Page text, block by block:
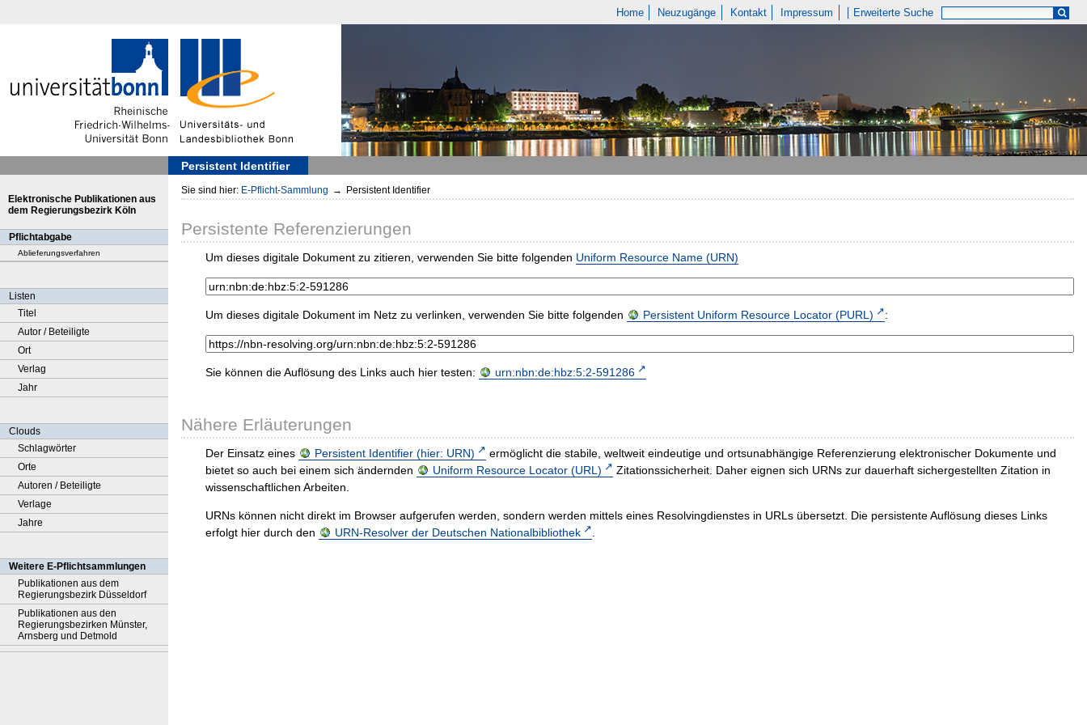
Home Neuzugänge Kontakt Impressum Erweiterte Suche
Persistent Identifier
Elektronische Publikationen aus
dem Regierungsbezirk Köln
Pflichtabgabe
Ablieferungsverfahren
Listen
Titel
Autor / Beteiligte
Ort
Verlag
Jahr
Clouds
Schlagwörter
Orte
Autoren / Beteiligte
Verlage
Jahre
Weitere E-Pflichtsammlungen
Publikationen aus dem
Regierungsbezirk Düsseldorf
Publikationen aus den
Regierungsbezirken Münster,
Arnsberg und Detmold
Sie sind hier: E-Pflicht-Sammlung → Persistent Identifier
Persistente Referenzierungen
Um dieses digitale Dokument zu zitieren, verwenden Sie bitte folgenden Uniform Resource Name (URN)
Um dieses digitale Dokument im Netz zu verlinken, verwenden Sie bitte folgenden Persistent Uniform Resource Locator (PURL) :
Sie können die Auflösung des Links auch hier testen: urn:nbn:de:hbz:5:2-591286
Nähere Erläuterungen
Der Einsatz eines Persistent Identifier (hier: URN)
ermöglicht die stabile, weltweit eindeutige und ortsunabhängige Referenzierung elektronischer Dokumente und
bietet so auch bei einem sich ändernden
Uniform Resource Locator (URL)
Zitationssicherheit. Daher eignen sich URNs zur dauerhaft sichergestellten Zitation in
wissenschaftlichen Arbeiten.
URNs können nicht direkt im Browser aufgerufen werden, sondern werden mittels eines Resolvingdienstes in URLs übersetzt. Die persistente Auflösung dieses Links
erfolgt hier durch den
URN-Resolver der Deutschen Nationalbibliothek .